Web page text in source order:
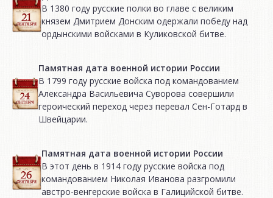
В 1380 году русские полки во главе с великим
князем Дмитрием Донским одержали победу над
ордынскими войсками в Куликовской битве.
Памятная дата военной истории России
В 1799 году русские войска под командованием
Александра Васильевича Суворова совершили
героический переход через перевал Сен-Готард в
Швейцарии.
Памятная дата военной истории России
В этот день в 1914 году русские войска под
командованием Николая Иванова разгромили
австро-венгерские войска в Галицийской битве.